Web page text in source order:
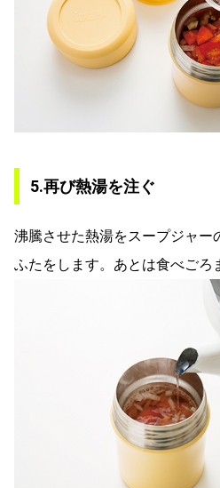
5.再び熱湯を注ぐ
沸騰させた熱湯をスープジャー
ふたをします。あとは食べごろ